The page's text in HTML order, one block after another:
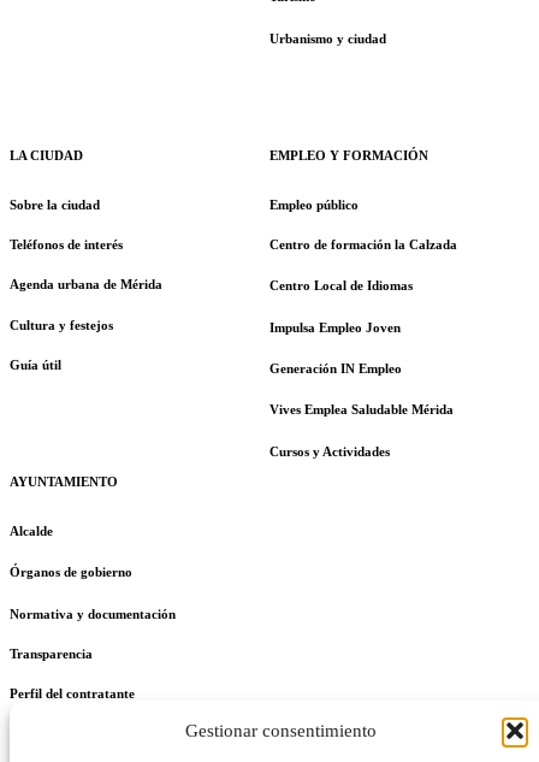
Gestionar consentimiento
LA CIUDAD
Sobre la ciudad
Teléfonos de interés
Agenda urbana de Mérida
Cultura y festejos
Guía útil
AYUNTAMIENTO
Alcalde
Órganos de gobierno
Normativa y documentación
Transparencia
Perfil del contratante
Urbanismo y ciudad
EMPLEO Y FORMACIÓN
Empleo público
Centro de formación la Calzada
Centro Local de Idiomas
Impulsa Empleo Joven
Generación IN Empleo
Vives Emplea Saludable Mérida
Cursos y Actividades